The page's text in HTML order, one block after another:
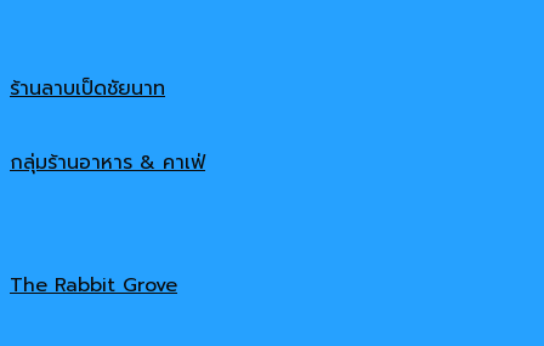
ร้านลาบเป็ดชัยนาท
กลุ่มร้านอาหาร & คาเฟ่
The Rabbit Grove